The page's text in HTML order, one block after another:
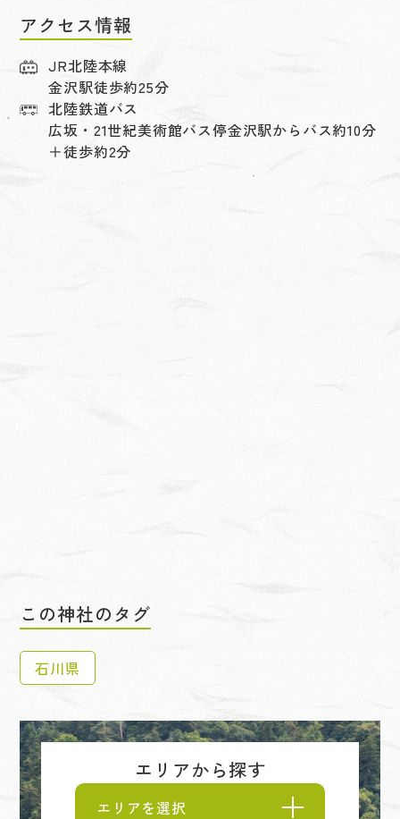
アクセス情報
JR北陸本線
金沢駅徒歩約25分
北陸鉄道バス
広坂・21世紀美術館バス停金沢駅からバス約10分
＋徒歩約2分
この神社のタグ
石川県
エリアから探す
エリアを選択